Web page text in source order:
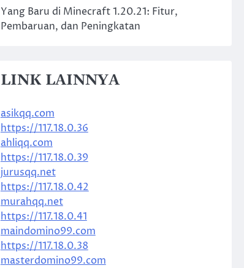
Yang Baru di Minecraft 1.20.21: Fitur,
Pembaruan, dan Peningkatan
LINK LAINNYA
asikqq.com
https://117.18.0.36
ahliqq.com
https://117.18.0.39
jurusqq.net
https://117.18.0.42
murahqq.net
https://117.18.0.41
maindomino99.com
https://117.18.0.38
masterdomino99.com